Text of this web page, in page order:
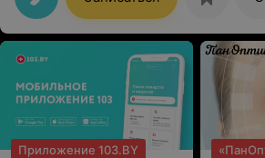
центр с самого открытия и ни разу не
выборе. Очень рекомендую!
Приложение 103.BY